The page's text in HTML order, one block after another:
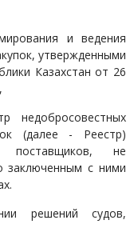
и ведения
утвержденными
Казахстан от 26
(далее - Реестр)
поставщиков, не
заключенным с ними
решений судов,